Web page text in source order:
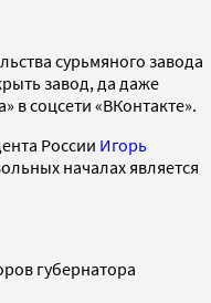
сурьмяного завода
завод, да даже
в соцсети «ВКонтакте».
России Игорь
началах является
губернатора